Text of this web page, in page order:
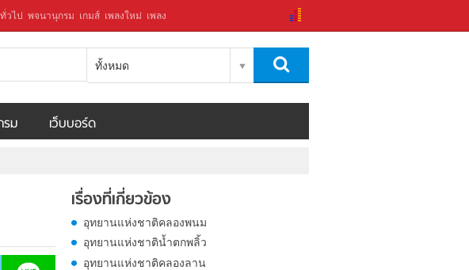
วไป พจนานุกรม เกมส์ เพลงใหม่ เพลง
ทั้งหมด
ม เว็บบอร์ด
เรื่องที่เกี่ยวข้อง
อุทยานแห่งชาติคลองพนม
อุทยานแห่งชาติน้ำตกพลิ้ว
อุทยานแห่งชาติคลองลาน